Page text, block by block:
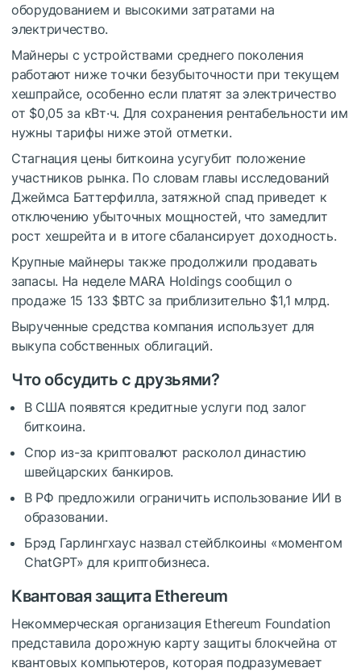
оборудованием и высокими затратами на
электричество.
Майнеры с устройствами среднего поколения
работают ниже точки безубыточности при текущем
хешпрайсе, особенно если платят за электричество
от $0,05 за кВт·ч. Для сохранения рентабельности им
нужны тарифы ниже этой отметки.
Стагнация цены биткоина усугубит положение
участников рынка. По словам главы исследований
Джеймса Баттерфилла, затяжной спад приведет к
отключению убыточных мощностей, что замедлит
рост хешрейта и в итоге сбалансирует доходность.
Крупные майнеры также продолжили продавать
запасы. На неделе MARA Holdings сообщил о
продаже 15 133 $BTC за приблизительно $1,1 млрд.
Вырученные средства компания использует для
выкупа собственных облигаций.
Что обсудить с друзьями?
В США появятся кредитные услуги под залог
биткоина.
Спор из-за криптовалют расколол династию
швейцарских банкиров.
В РФ предложили ограничить использование ИИ в
образовании.
Брэд Гарлингхаус назвал стейблкоины «моментом
ChatGPT» для криптобизнеса.
Квантовая защита Ethereum
Некоммерческая организация Ethereum Foundation
представила дорожную карту защиты блокчейна от
квантовых компьютеров, которая подразумевает